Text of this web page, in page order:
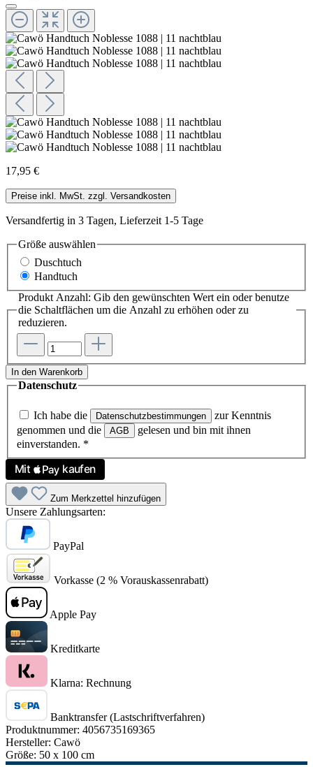
17,95 €
Preise inkl. MwSt. zzgl. Versandkosten
Versandfertig in 3 Tagen, Lieferzeit 1-5 Tage
Größe auswählen
Duschtuch
Handtuch
Produkt Anzahl: Gib den gewünschten Wert ein oder benutze
die Schaltflächen um die Anzahl zu erhöhen oder zu
reduzieren.
In den Warenkorb
Datenschutz
Ich habe die Datenschutzbestimmungen
zur Kenntnis
genommen und die
AGB
gelesen und bin mit ihnen
einverstanden. *
Zum Merkzettel hinzufügen
Unsere Zahlungsarten:
PayPal
Vorkasse (2 % Vorauskassenrabatt)
Apple Pay
Kreditkarte
Klarna: Rechnung
Banktransfer (Lastschriftverfahren)
Produktnummer: 4056735169365
Hersteller: Cawö
Größe: 50 x 100 cm